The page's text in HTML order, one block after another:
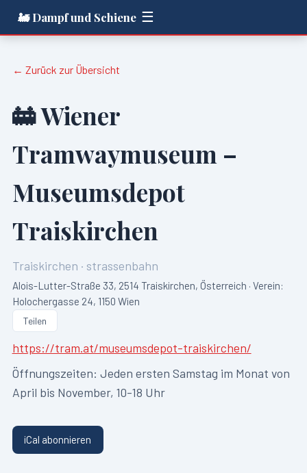
🚂 Dampf und Schiene ☰
← Zurück zur Übersicht
🚋Wiener
Tramwaymuseum –
Museumsdepot
Traiskirchen
Traiskirchen · strassenbahn
Alois-Lutter-Straße 33, 2514 Traiskirchen, Österreich · Verein:
Holochergasse 24, 1150 Wien
Teilen
https://tram.at/museumsdepot-traiskirchen/
Öffnungszeiten: Jeden ersten Samstag im Monat von
April bis November, 10-18 Uhr
iCal abonnieren